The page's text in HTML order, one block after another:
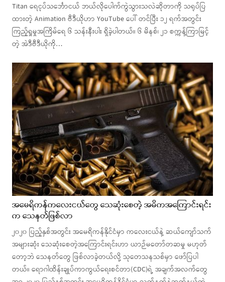
Titan ရေငုပ်သင်္ဘောငယ် ဘယ်လိုပေါက်ကွဲသွားသလဲဆိုတာကို သရုပ်ပြ
ထားတဲ့ Animation ဗီဒီယိုဟာ YouTube ပေါ် တင်ပြီး ၁၂ ရက်အတွင်း
ကြည့်ရှုမှုအကြိမ်ရေ ၆ သန်းနီးပါး ရှိခဲ့ပါတယ်။ ၆ မိနစ်၊ ၂၁ စက္ကန့်ကြာမြင့်
တဲ့ အဲဒီဗီဒီယိုကို…
အမေရိကန်ကလေးငယ်တွေ သေဆုံးစေတဲ့ အဓိကအကြောင်းရင်း
က သေနတ်ဖြစ်လာ
၂၀၂၀ ပြည့်နှစ်အတွင်း အမေရိကန်နိုင်ငံမှာ ကလေးငယ်နဲ့ ဆယ်ကျော်သက်
အများဆုံး သေဆုံးစေတဲ့အကြောင်းရင်းဟာ ယာဉ်မတော်တဆမှု မဟုတ်
တော့ဘဲ သေနတ်တွေ ဖြစ်လာခဲ့တယ်လို့ သုတေသနသစ်မှာ ဖော်ပြပါ
တယ်။ ရောဂါထိန်းချုပ်ကာကွယ်ရေးစင်တာ(CDC)ရဲ့ အချက်အလက်တွေ